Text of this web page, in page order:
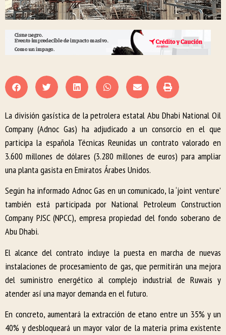
La división gasística de la petrolera estatal Abu Dhabi National Oil
Company (Adnoc Gas) ha adjudicado a un consorcio en el que
participa la española Técnicas Reunidas un contrato valorado en
3.600 millones de dólares (3.280 millones de euros) para ampliar
una planta gasista en Emiratos Árabes Unidos.
Según ha informado Adnoc Gas en un comunicado, la ‘joint venture’
también está participada por National Petroleum Construction
Company PJSC (NPCC), empresa propiedad del fondo soberano de
Abu Dhabi.
El alcance del contrato incluye la puesta en marcha de nuevas
instalaciones de procesamiento de gas, que permitirán una mejora
del suministro energético al complejo industrial de Ruwais y
atender así una mayor demanda en el futuro.
En concreto, aumentará la extracción de etano entre un 35% y un
40% y desbloqueará un mayor valor de la materia prima existente